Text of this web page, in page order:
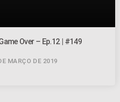
Over – Ep.12 | #149
MARÇO DE 2019